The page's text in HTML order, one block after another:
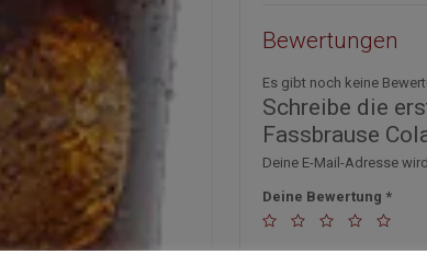
Bewertungen
Es gibt noch keine
Schreibe die
Fassbrause
Deine E-Mail-Adresse
Deine Bewertung *